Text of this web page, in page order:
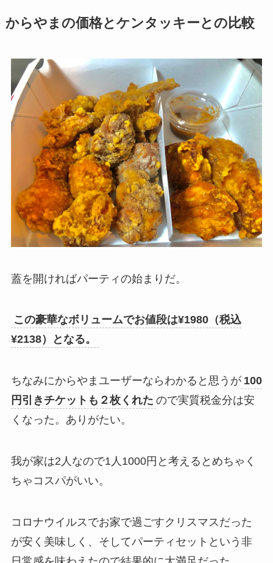
からやまの価格とケンタッキーとの比較
蓋を開ければパーティの始まりだ。
この豪華なボリュームでお値段は¥1980（税込
¥2138）となる。
ちなみにからやまユーザーならわかると思うが 100
円引きチケットも２枚くれた ので実質税金分は安
くなった。ありがたい。
我が家は2人なので1人1000円と考えるとめちゃく
ちゃコスパがいい。
コロナウイルスでお家で過ごすクリスマスだった
が安く美味しく、そしてパーティセットという非